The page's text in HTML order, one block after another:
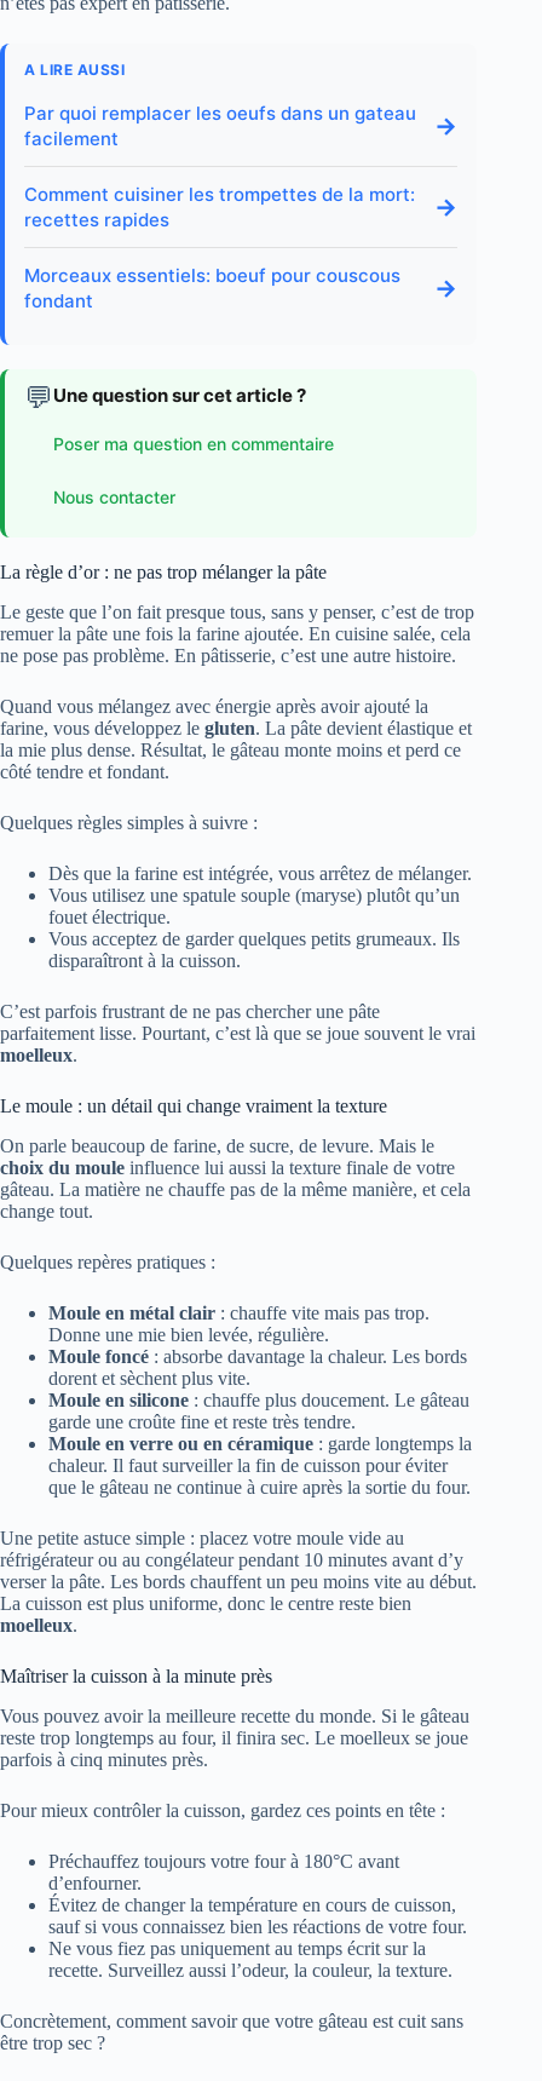
A LIRE AUSSI
Par quoi remplacer les oeufs dans un gateau
facilement
→
Comment cuisiner les trompettes de la mort:
recettes rapides
→
Morceaux essentiels: boeuf pour couscous
fondant
→
💬 Une question sur cet article ?
Poser ma question en commentaire
Nous contacter
La règle d’or : ne pas trop mélanger la pâte
Le geste que l’on fait presque tous, sans y penser, c’est de trop
remuer la pâte une fois la farine ajoutée. En cuisine salée, cela
ne pose pas problème. En pâtisserie, c’est une autre histoire.
Quand vous mélangez avec énergie après avoir ajouté la
farine, vous développez le gluten. La pâte devient élastique et
la mie plus dense. Résultat, le gâteau monte moins et perd ce
côté tendre et fondant.
Quelques règles simples à suivre :
Dès que la farine est intégrée, vous arrêtez de mélanger.
Vous utilisez une spatule souple (maryse) plutôt qu’un
fouet électrique.
Vous acceptez de garder quelques petits grumeaux. Ils
disparaîtront à la cuisson.
C’est parfois frustrant de ne pas chercher une pâte
parfaitement lisse. Pourtant, c’est là que se joue souvent le vrai
moelleux.
Le moule : un détail qui change vraiment la texture
On parle beaucoup de farine, de sucre, de levure. Mais le
choix du moule influence lui aussi la texture finale de votre
gâteau. La matière ne chauffe pas de la même manière, et cela
change tout.
Quelques repères pratiques :
Moule en métal clair : chauffe vite mais pas trop.
Donne une mie bien levée, régulière.
Moule foncé : absorbe davantage la chaleur. Les bords
dorent et sèchent plus vite.
Moule en silicone : chauffe plus doucement. Le gâteau
garde une croûte fine et reste très tendre.
Moule en verre ou en céramique : garde longtemps la
chaleur. Il faut surveiller la fin de cuisson pour éviter
que le gâteau ne continue à cuire après la sortie du four.
Une petite astuce simple : placez votre moule vide au
réfrigérateur ou au congélateur pendant 10 minutes avant d’y
verser la pâte. Les bords chauffent un peu moins vite au début.
La cuisson est plus uniforme, donc le centre reste bien
moelleux.
Maîtriser la cuisson à la minute près
Vous pouvez avoir la meilleure recette du monde. Si le gâteau
reste trop longtemps au four, il finira sec. Le moelleux se joue
parfois à cinq minutes près.
Pour mieux contrôler la cuisson, gardez ces points en tête :
Préchauffez toujours votre four à 180°C avant
d’enfourner.
Évitez de changer la température en cours de cuisson,
sauf si vous connaissez bien les réactions de votre four.
Ne vous fiez pas uniquement au temps écrit sur la
recette. Surveillez aussi l’odeur, la couleur, la texture.
Concrètement, comment savoir que votre gâteau est cuit sans
être trop sec ?